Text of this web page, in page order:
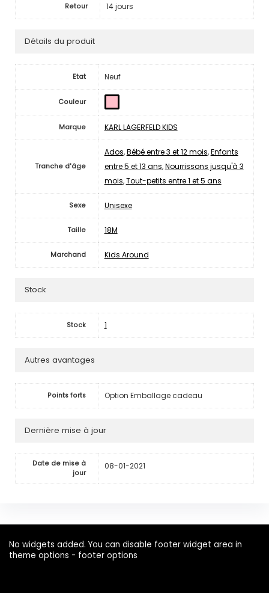
Retour 14 jours
Détails du produit
Etat Neuf
Couleur
Marque KARL LAGERFELD KIDS
Tranche d'âge
Ados,Bébé entre 3 et 12 mois,Enfants
entre 5 et 13 ans,Nourrissons jusqu'à 3
mois,Tout-petits entre 1 et 5 ans
Sexe Unisexe
Taille 18M
Marchand Kids Around
Stock
Stock 1
Autres avantages
Points forts Option Emballage cadeau
Dernière mise à jour
Date de mise à
jour
08-01-2021
No widgets added. You can disable footer widget area in
theme options - footer options